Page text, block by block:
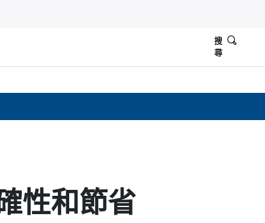
搜
尋
性和節省